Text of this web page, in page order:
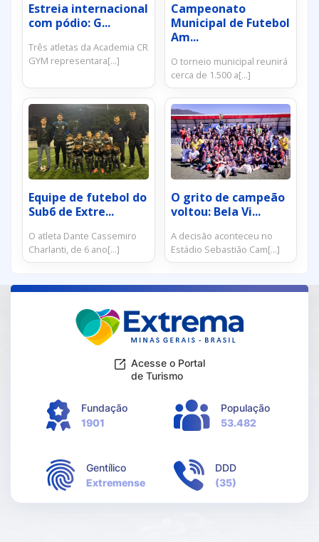
Estreia internacional
com pódio: G...
Três atletas da Academia CR
GYM representara[...]
Campeonato
Municipal de Futebol
Am...
O torneio municipal reunirá
cerca de 1.500 a[...]
Equipe de futebol do
Sub6 de Extre...
O atleta Dante Cassemiro
Charlanti, de 6 ano[...]
O grito de campeão
voltou: Bela Vi...
A decisão aconteceu no
Estádio Sebastião Cam[...]
Acesse o Portal
de Turismo
Fundação
1901
População
53.482
Gentílico
Extremense
DDD
(35)